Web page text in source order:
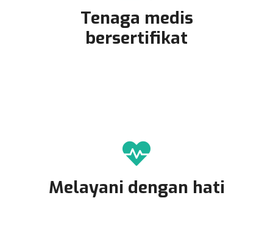
Tenaga medis
bersertifikat
Melayani dengan hati